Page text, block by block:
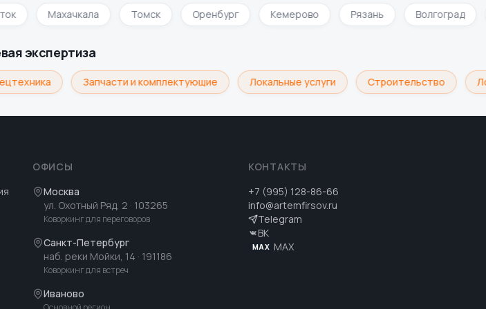
Махачкала Томск Оренбург Кемерово Рязань Волгоград
экспертиза
Запчасти и комплектующие Локальные услуги Строительство
ОФИСЫ
Москва
ул. Охотный Ряд, 2 · 103265
Коворкинг для переговоров
Санкт-Петербург
наб. реки Мойки, 14 · 191186
Коворкинг для встреч
Иваново
КОНТАКТЫ
+7 (995) 128-86-66
info@artemfirsov.ru
Telegram
ВК
MAX MAX